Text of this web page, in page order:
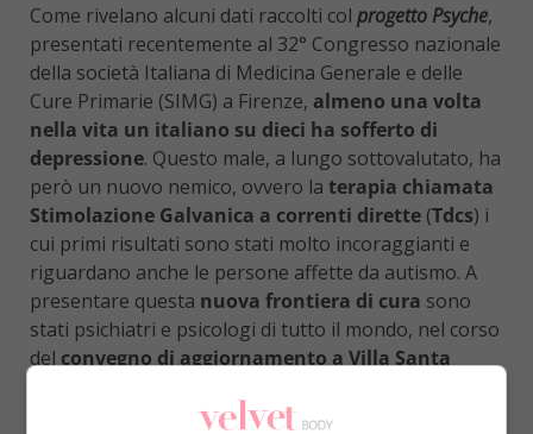
Come rivelano alcuni dati raccolti col progetto Psyche,
presentati recentemente al 32° Congresso nazionale
della società Italiana di Medicina Generale e delle
Cure Primarie (SIMG) a Firenze, almeno una volta
nella vita un italiano su dieci ha sofferto di
depressione. Questo male, a lungo sottovalutato, ha
però un nuovo nemico, ovvero la terapia chiamata
Stimolazione Galvanica a correnti dirette (Tdcs) i
cui primi risultati sono stati molto incoraggianti e
riguardano anche le persone affette da autismo. A
presentare questa nuova frontiera di cura sono
stati psichiatri e psicologi di tutto il mondo, nel corso
del convegno di aggiornamento a Villa Santa